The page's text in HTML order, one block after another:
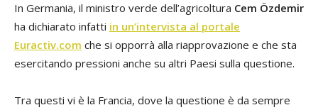
In Germania, il ministro verde dell’agricoltura Cem Özdemir
ha dichiarato infatti in un’intervista al portale
Euractiv.com che si opporrà alla riapprovazione e che sta
esercitando pressioni anche su altri Paesi sulla questione.
Tra questi vi è la Francia, dove la questione è da sempre